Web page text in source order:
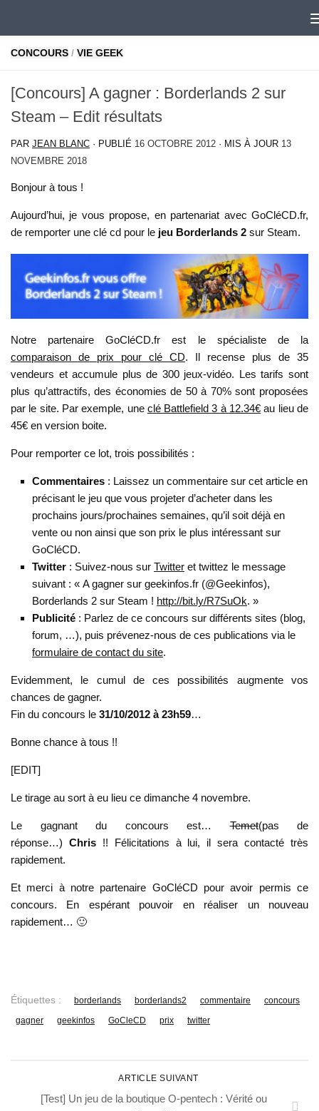
CONCOURS / VIE GEEK
[Concours] A gagner : Borderlands 2 sur
Steam – Edit résultats
PAR JEAN BLANC · PUBLIÉ 16 OCTOBRE 2012 · MIS À JOUR 13
NOVEMBRE 2018
Bonjour à tous !
Aujourd’hui, je vous propose, en partenariat avec GoCléCD.fr,
de remporter une clé cd pour le jeu Borderlands 2 sur Steam.
Notre partenaire GoCléCD.fr est le spécialiste de la
comparaison de prix pour clé CD. Il recense plus de 35
vendeurs et accumule plus de 300 jeux-vidéo. Les tarifs sont
plus qu’attractifs, des économies de 50 à 70% sont proposées
par le site. Par exemple, une clé Battlefield 3 à 12.34€ au lieu de
45€ en version boite.
Pour remporter ce lot, trois possibilités :
Commentaires : Laissez un commentaire sur cet article en
précisant le jeu que vous projeter d’acheter dans les
prochains jours/prochaines semaines, qu’il soit déjà en
vente ou non ainsi que son prix le plus intéressant sur
GoCléCD.
Twitter : Suivez-nous sur Twitter et twittez le message
suivant : « A gagner sur geekinfos.fr (@Geekinfos),
Borderlands 2 sur Steam ! http://bit.ly/R7SuOk. »
Publicité : Parlez de ce concours sur différents sites (blog,
forum, …), puis prévenez-nous de ces publications via le
formulaire de contact du site.
Evidemment, le cumul de ces possibilités augmente vos
chances de gagner.
Fin du concours le 31/10/2012 à 23h59…
Bonne chance à tous !!
[EDIT]
Le tirage au sort à eu lieu ce dimanche 4 novembre.
Le gagnant du concours est…Temet(pas de
réponse…) Chris!! Félicitations à lui, il sera contacté très
rapidement.
Et merci à notre partenaire GoCléCD pour avoir permis ce
concours. En espérant pouvoir en réaliser un nouveau
rapidement… 🙂
Étiquettes : borderlands borderlands2 commentaire
concours
gagner
geekinfos GoCleCD prix twitter
ARTICLE SUIVANT
[Test] Un jeu de la boutique O-pentech : Vérité ou